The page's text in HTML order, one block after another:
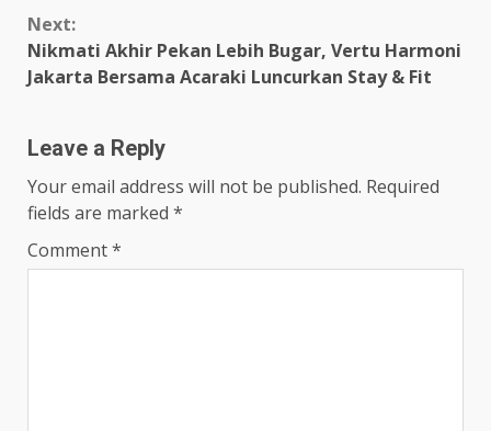
Next:
Nikmati Akhir Pekan Lebih Bugar, Vertu Harmoni
Jakarta Bersama Acaraki Luncurkan Stay & Fit
Leave a Reply
Your email address will not be published. Required
fields are marked *
Comment*